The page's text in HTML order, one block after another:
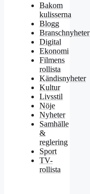
Bakom
kulisserna
Blogg
Branschnyheter
Digital
Ekonomi
Filmens
rollista
Kändisnyheter
Kultur
Livsstil
Nöje
Nyheter
Samhälle
&
reglering
Sport
TV-
rollista